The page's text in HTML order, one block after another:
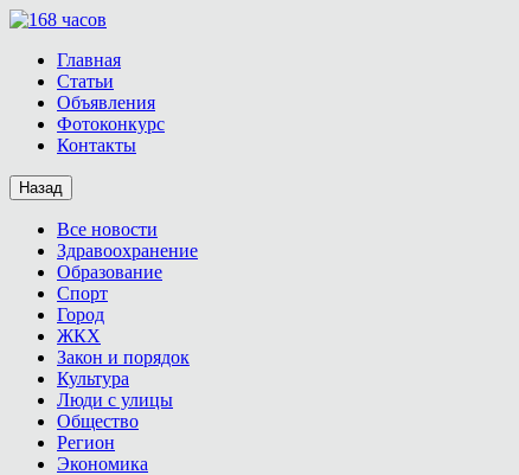
Главная
Статьи
Объявления
Фотоконкурс
Контакты
Назад
Все новости
Здравоохранение
Образование
Спорт
Город
ЖКХ
Закон и порядок
Культура
Люди с улицы
Общество
Регион
Экономика